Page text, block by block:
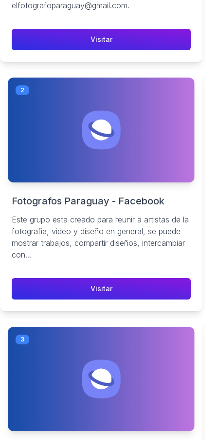
elfotografoparaguay@gmail.com.
Visitar
2
Fotografos Paraguay - Facebook
Este grupo esta creado para reunir a artistas de la
fotografia, video y diseño en general, se puede
mostrar trabajos, compartir diseños, intercambiar
con...
Visitar
3